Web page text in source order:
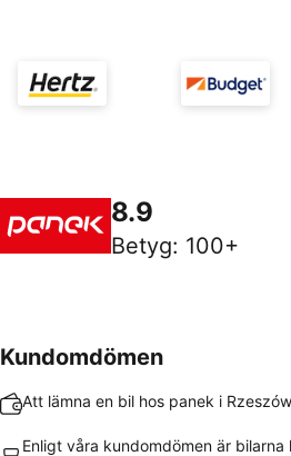
8.9
Betyg: 100+
Kundomdömen
Att lämna en bil hos panek i
Enligt våra kundomdömen är